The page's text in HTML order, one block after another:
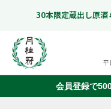
30本限定蔵出し原酒
平
会員登録で